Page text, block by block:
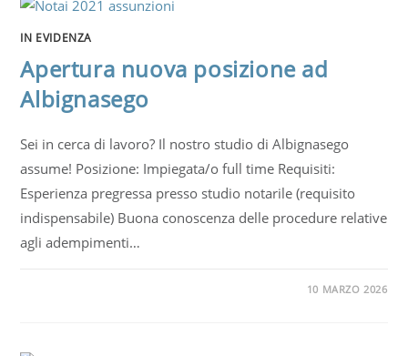
IN EVIDENZA
Apertura nuova posizione ad
Albignasego
Sei in cerca di lavoro? Il nostro studio di Albignasego
assume! Posizione: Impiegata/o full time Requisiti:
Esperienza pregressa presso studio notarile (requisito
indispensabile) Buona conoscenza delle procedure relative
agli adempimenti…
10 MARZO 2026